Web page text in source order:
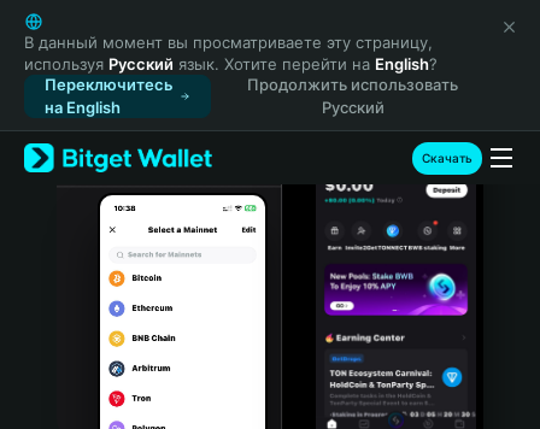
English
日本語
Tiếng Việt
Русский
Español (Latinoamérica)
Türkçe
Italiano
Português (Portugal)
Bahasa Indonesia
В данный момент вы просматриваете эту страницу,
используя Русский язык. Хотите перейти на English?
Переключитесь
на English
Продолжить использовать
Русский
Скачать